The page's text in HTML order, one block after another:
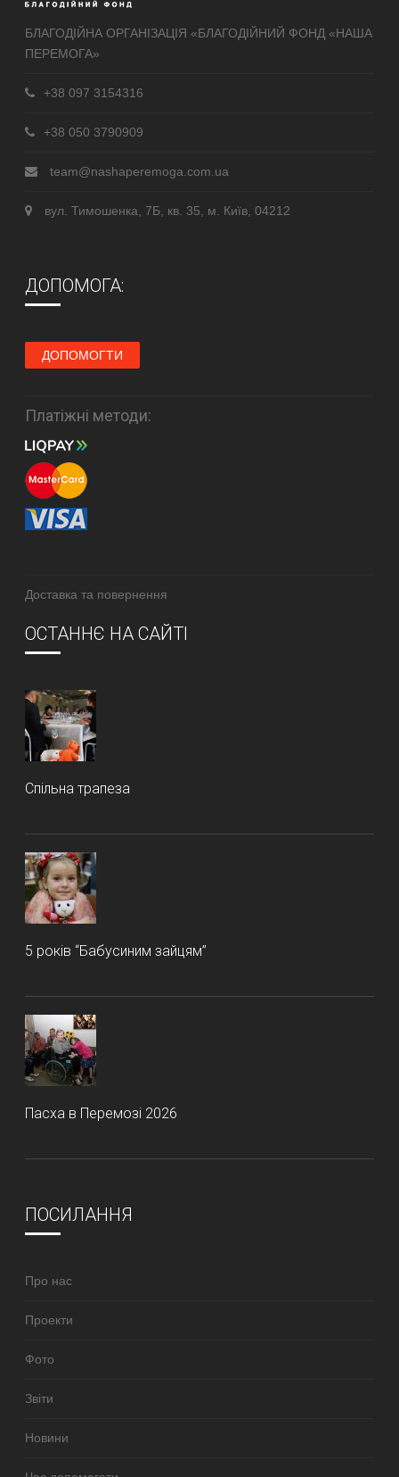
БЛАГОДІЙНА ОРГАНІЗАЦІЯ «БЛАГОДІЙНИЙ ФОНД «НАША
ПЕРЕМОГА»
+38 097 3154316
+38 050 3790909
team@nashaperemoga.com.ua
вул. Тимошенка, 7Б, кв. 35, м. Київ, 04212
ДОПОМОГА:
ДОПОМОГТИ
Платіжні методи:
Доставка та повернення
ОСТАННЄ НА САЙТІ
Спільна трапеза
5 років “Бабусиним зайцям”
Пасха в Перемозі 2026
ПОСИЛАННЯ
Про нас
Проекти
Фото
Звіти
Новини